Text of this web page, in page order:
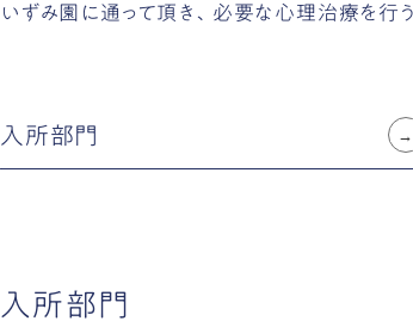
いずみ園に通って頂き、必要な心理治療を行
入所部門
入所部門